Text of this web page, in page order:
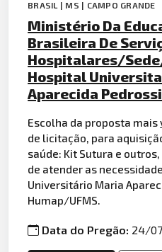
BRASIL | MS | CAMPO GRANDE
Ministério Da
Brasileira De
Hospitalares/
Hospital
Aparecida
Escolha da proposta mais
de licitação, para
saúde: Kit Sutura e
de atender as
Universitário Maria
Humap/UFMS.
Data do Pregão: 24/